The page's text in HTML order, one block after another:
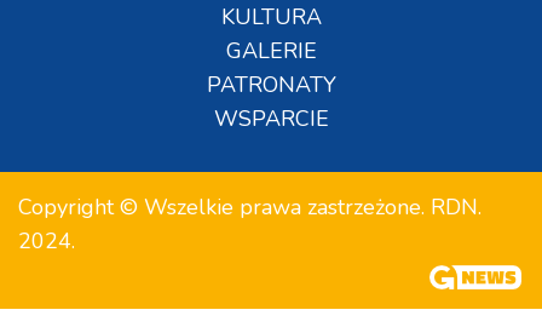
KULTURA
GALERIE
PATRONATY
WSPARCIE
Copyright © Wszelkie prawa zastrzeżone. RDN.
2024.